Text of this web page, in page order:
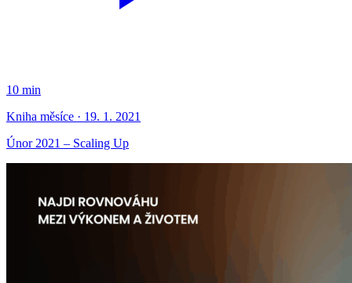
10 min
Kniha měsíce · 19. 1. 2021
Únor 2021 – Scaling Up